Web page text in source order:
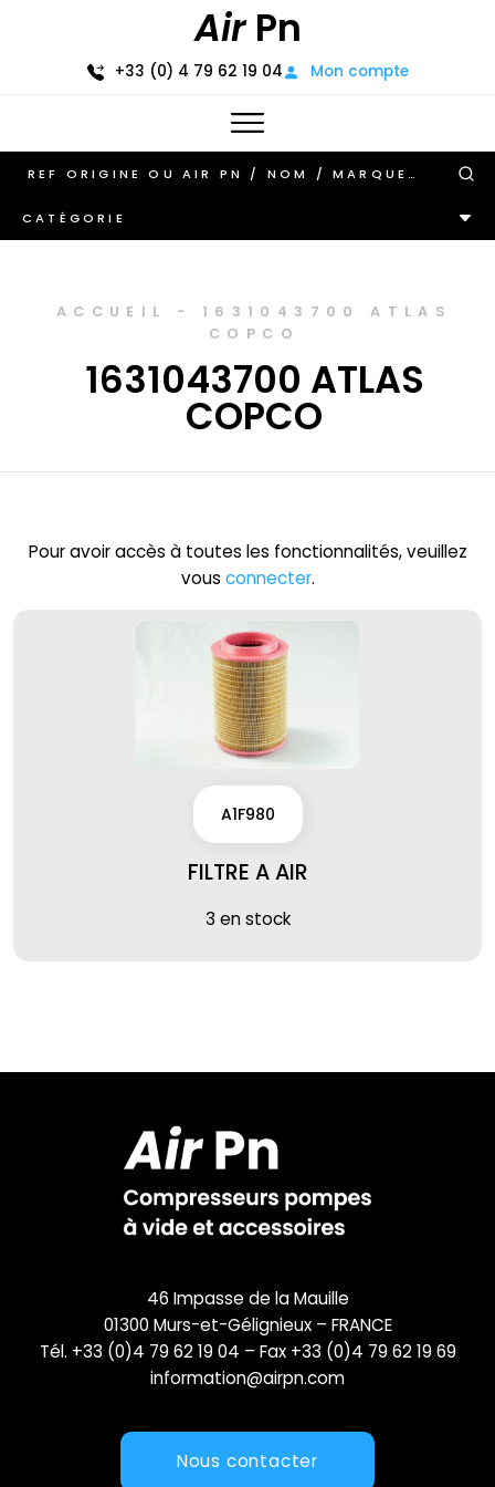
AirPn
+33 (0) 4 79 62 19 04 Mon compte
CATÉGORIE
ACCUEIL - 1631043700 ATLAS
COPCO
1631043700 ATLAS
COPCO
Pour avoir accès à toutes les fonctionnalités, veuillez
vous connecter.
A1F980
FILTRE A AIR
3 en stock
46 Impasse de la Mauille
01300 Murs-et-Gélignieux – FRANCE
Tél. +33 (0)4 79 62 19 04 – Fax +33 (0)4 79 62 19 69
information@airpn.com
Nous contacter